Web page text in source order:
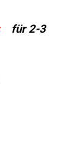
für 2-3